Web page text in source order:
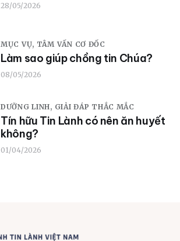
28/05/2026
MỤC VỤ, TÂM VẤN CƠ ĐỐC
Làm sao giúp chồng tin Chúa?
08/05/2026
DƯỠNG LINH, GIẢI ĐÁP THẮC MẮC
Tín hữu Tin Lành có nên ăn huyết
không?
01/04/2026